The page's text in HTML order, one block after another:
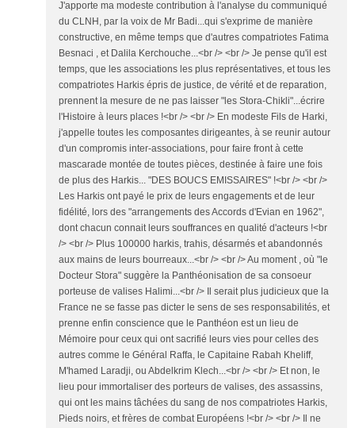
J'apporte ma modeste contribution à l'analyse du communiqué
du CLNH, par la voix de Mr Badi...qui s'exprime de manière
constructive, en même temps que d'autres compatriotes Fatima
Besnaci , et Dalila Kerchouche...<br /> <br /> Je pense qu'il est
temps, que les associations les plus représentatives, et tous les
compatriotes Harkis épris de justice, de vérité et de reparation,
prennent la mesure de ne pas laisser "les Stora-Chikli"...écrire
l'Histoire à leurs places !<br /> <br /> En modeste Fils de Harki,
j'appelle toutes les composantes dirigeantes, à se reunir autour
d'un compromis inter-associations, pour faire front à cette
mascarade montée de toutes pièces, destinée à faire une fois
de plus des Harkis... "DES BOUCS EMISSAIRES" !<br /> <br />
Les Harkis ont payé le prix de leurs engagements et de leur
fidélité, lors des "arrangements des Accords d'Evian en 1962",
dont chacun connait leurs souffrances en qualité d'acteurs !<br
/> <br /> Plus 100000 harkis, trahis, désarmés et abandonnés
aux mains de leurs bourreaux...<br /> <br /> Au moment , où "le
Docteur Stora" suggère la Panthéonisation de sa consoeur
porteuse de valises Halimi...<br /> Il serait plus judicieux que la
France ne se fasse pas dicter le sens de ses responsabilités, et
prenne enfin conscience que le Panthéon est un lieu de
Mémoire pour ceux qui ont sacrifié leurs vies pour celles des
autres comme le Général Raffa, le Capitaine Rabah Kheliff,
M'hamed Laradji, ou Abdelkrim Klech...<br /> <br /> Et non, le
lieu pour immortaliser des porteurs de valises, des assassins,
qui ont les mains tâchées du sang de nos compatriotes Harkis,
Pieds noirs, et frères de combat Européens !<br /> <br /> Il ne